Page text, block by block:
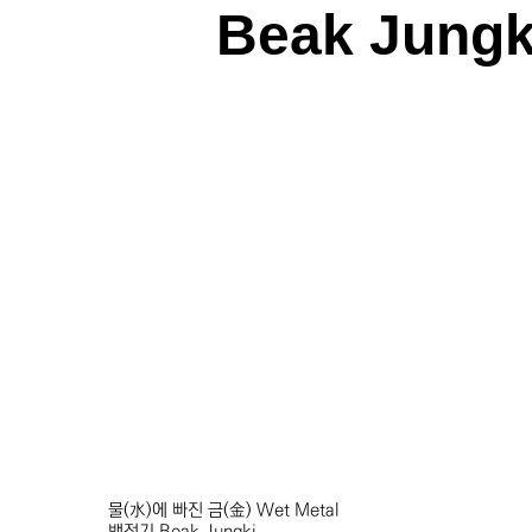
Beak
물(水)에 빠진 금(金) Wet Metal